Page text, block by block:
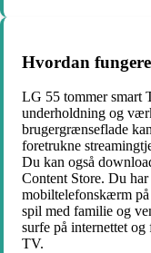
Hvordan
LG 55 tommer smart
underholdning og
brugergrænseflade
foretrukne
Du kan også
Content Store. Du
mobiltelefonskærm
spil med familie og
surfe på internettet
TV.